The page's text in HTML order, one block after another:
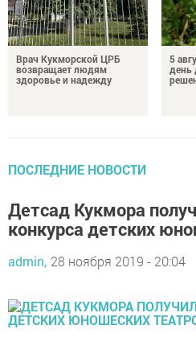
Врач Кукморской ЦРБ
возвращает людям
здоровье и надежду
5
день
ПОСЛЕДНИЕ НОВОСТИ
Детсад Кукмора
конкурса детских
admin, 28 ноября 2019 - 20:04